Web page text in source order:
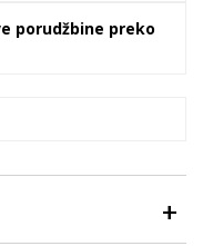
porudžbine preko